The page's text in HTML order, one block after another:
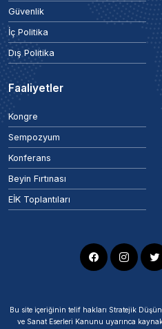
Güvenlik
İç Politika
Dış Politika
Faaliyetler
Kongre
Sempozyum
Konferans
Beyin Fırtınası
EİK Toplantıları
Bu site içeriğinin telif hakları Stratejik
ve Sanat Eserleri Kanunu uyarınca